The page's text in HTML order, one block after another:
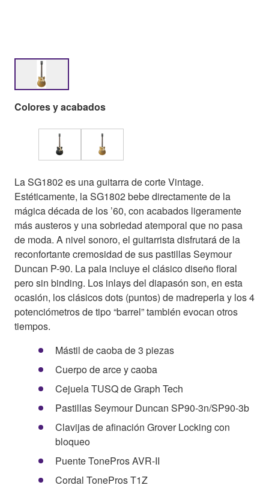
Colores y acabados
La SG1802 es una guitarra de corte Vintage.
Estéticamente, la SG1802 bebe directamente de la
mágica década de los ’60, con acabados ligeramente
más austeros y una sobriedad atemporal que no pasa
de moda. A nivel sonoro, el guitarrista disfrutará de la
reconfortante cremosidad de sus pastillas Seymour
Duncan P-90. La pala incluye el clásico diseño floral
pero sin binding. Los inlays del diapasón son, en esta
ocasión, los clásicos dots (puntos) de madreperla y los 4
potenciómetros de tipo “barrel” también evocan otros
tiempos.
Mástil de caoba de 3 piezas
Cuerpo de arce y caoba
Cejuela TUSQ de Graph Tech
Pastillas Seymour Duncan SP90-3n/SP90-3b
Clavijas de afinación Grover Locking con
bloqueo
Puente TonePros AVR-II
Cordal TonePros T1Z